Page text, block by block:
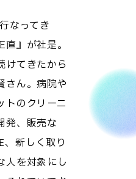
なってき
』が社是。
けてきたから
さん。病院や
トのクリーニ
発、販売な
新しく取り
人を対象にし